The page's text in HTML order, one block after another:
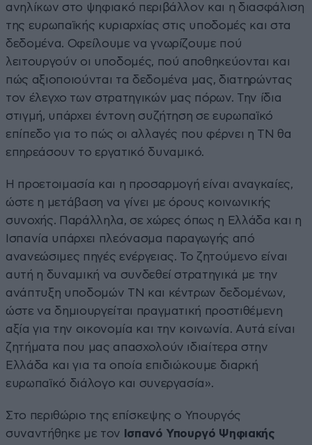
ανηλίκων στο ψηφιακό περιβάλλον και η διασφάλιση
της ευρωπαϊκής κυριαρχίας στις υποδομές και στα
δεδομένα. Οφείλουμε να γνωρίζουμε πού
λειτουργούν οι υποδομές, πού αποθηκεύονται και
πώς αξιοποιούνται τα δεδομένα μας, διατηρώντας
τον έλεγχο των στρατηγικών μας πόρων. Την ίδια
στιγμή, υπάρχει έντονη συζήτηση σε ευρωπαϊκό
επίπεδο για το πώς οι αλλαγές που φέρνει η ΤΝ θα
επηρεάσουν το εργατικό δυναμικό.
Η προετοιμασία και η προσαρμογή είναι αναγκαίες,
ώστε η μετάβαση να γίνει με όρους κοινωνικής
συνοχής. Παράλληλα, σε χώρες όπως η Ελλάδα και η
Ισπανία υπάρχει πλεόνασμα παραγωγής από
ανανεώσιμες πηγές ενέργειας. Το ζητούμενο είναι
αυτή η δυναμική να συνδεθεί στρατηγικά με την
ανάπτυξη υποδομών ΤΝ και κέντρων δεδομένων,
ώστε να δημιουργείται πραγματική προστιθέμενη
αξία για την οικονομία και την κοινωνία. Αυτά είναι
ζητήματα που μας απασχολούν ιδιαίτερα στην
Ελλάδα και για τα οποία επιδιώκουμε διαρκή
ευρωπαϊκό διάλογο και συνεργασία».
Στο περιθώριο της επίσκεψης ο Υπουργός
συναντήθηκε με τον
Ισπανό Υπουργό Ψηφιακής